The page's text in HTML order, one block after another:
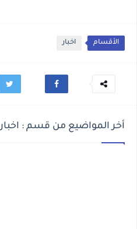
الأقسام اخبار
أخر المواضيع من قسم : اخبار